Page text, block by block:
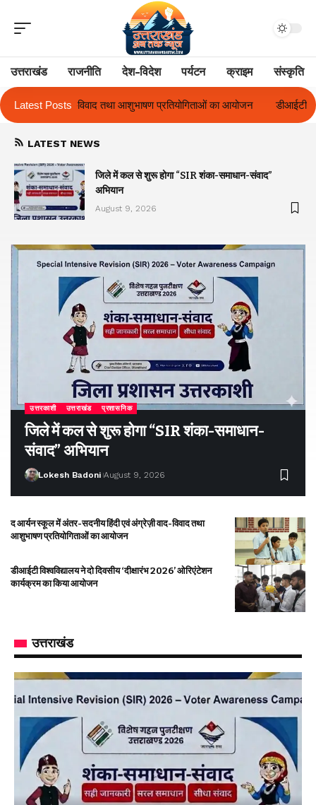
उत्तराखंड राजनीति देश-विदेश पर्यटन क्राइम संस्कृति
Latest Postsका आयोजन डीआईटी विश्वविद्यालय ने दो दिवसीय ‘दीक्षारंभ
LATEST NEWS
जिले में कल से शुरू होगा “SIR शंका-समाधान-संवाद”
अभियान
August 9, 2026
उत्तरकाशी उत्तराखंड प्रशासनिक
जिले में कल से शुरू होगा “SIR शंका-समाधान-
संवाद” अभियान
Lokesh Badoni August 9, 2026
द आर्यन स्कूल में अंतर-सदनीय हिंदी एवं अंग्रेज़ी वाद-विवाद तथा
आशुभाषण प्रतियोगिताओं का आयोजन
डीआईटी विश्वविद्यालय ने दो दिवसीय ‘दीक्षारंभ 2026’ ओरिएंटेशन
कार्यक्रम का किया आयोजन
उत्तराखंड